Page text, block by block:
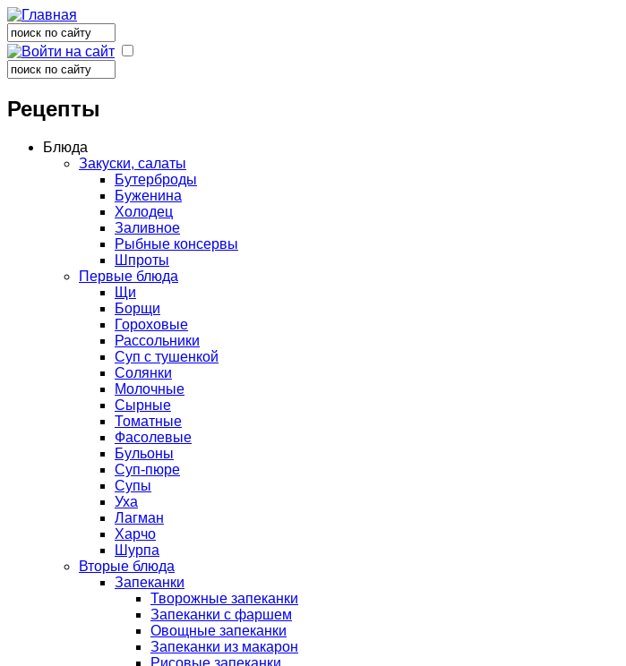
Форма поиска
Поиск
Поиск
Рецепты
Блюда
Закуски, салаты
Бутерброды
Буженина
Холодец
Заливное
Рыбные консервы
Шпроты
Первые блюда
Щи
Борщи
Гороховые
Рассольники
Суп с тушенкой
Солянки
Молочные
Сырные
Томатные
Фасолевые
Бульоны
Суп-пюре
Супы
Уха
Лагман
Харчо
Шурпа
Вторые блюда
Запеканки
Творожные запеканки
Запеканки с фаршем
Овощные запеканки
Запеканки из макарон
Рисовые запеканки